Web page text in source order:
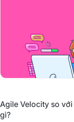
Agile Velocity so
gì?